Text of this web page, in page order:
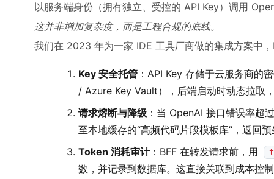
以服务端身份（拥有独立、受控的 API Key）调用
这并非增加复杂度，而是工程合规的底线。
我们在 2023 年为一家 IDE 工具厂商做的集成方案中
Key 安全托管 ：API Key 存储于云服务商的
/ Azure Key Vault），后端启动时动态拉取
请求熔断与降级 ：当 OpenAI 接口错误率超
至本地缓存的“高频代码片段模板库”，返回
Token 消耗审计：BFF 在转发请求前，用
数，并记录到数据库。这直接关联到成本